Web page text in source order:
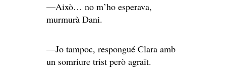
—Això… no m’ho esperava,
murmurà Dani.
—Jo tampoc, respongué Clara amb
un somriure trist però agraït.